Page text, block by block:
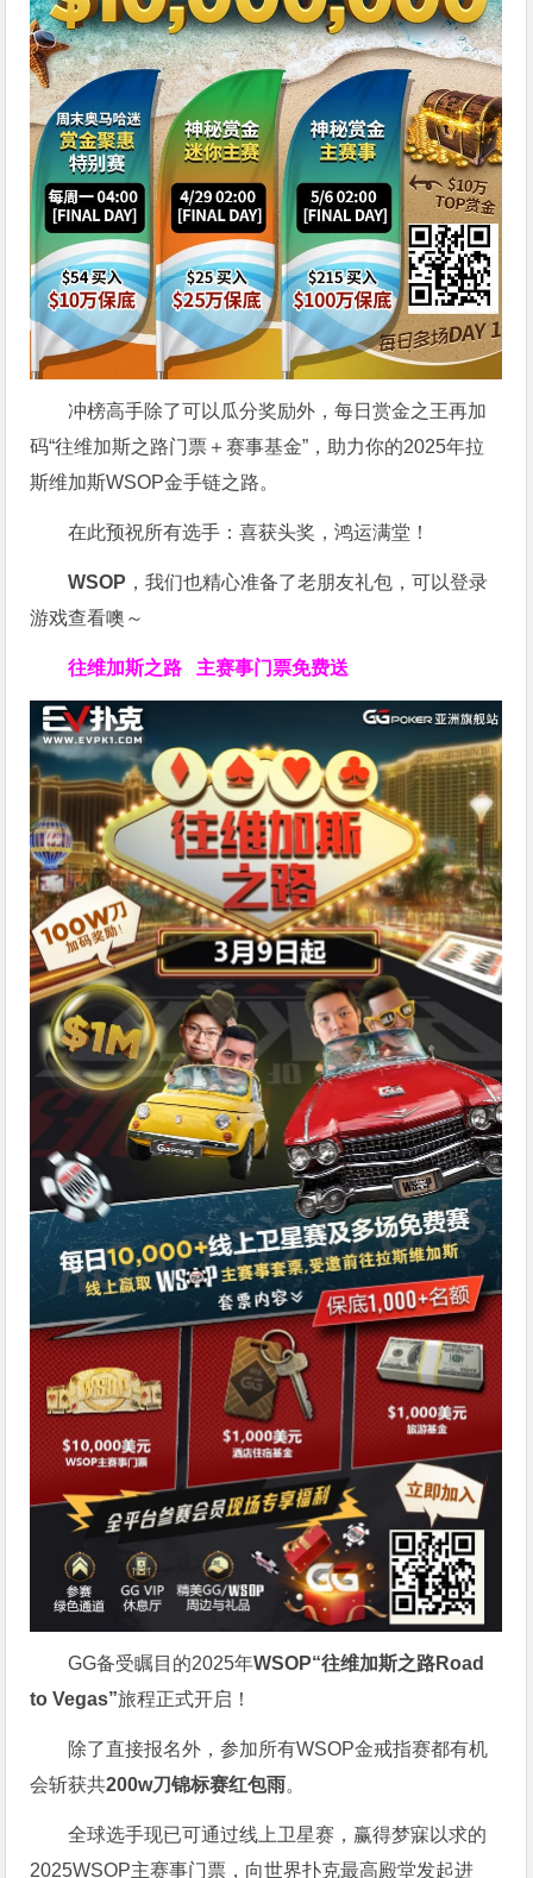
冲榜高手除了可以瓜分奖励外，每日赏金之王再加
码“往维加斯之路门票＋赛事基金”，助力你的2025年拉
斯维加斯WSOP金手链之路。
在此预祝所有选手：喜获头奖，鸿运满堂！
WSOP ，我们也精心准备了老朋友礼包，可以登录
游戏查看噢～
往维加斯之路 主赛事门票免费送
GG备受瞩目的2025年WSOP“往维加斯之路Road
to Vegas”旅程正式开启！
除了直接报名外，参加所有WSOP金戒指赛都有机
会斩获共200w刀锦标赛红包雨。
全球选手现已可通过线上卫星赛，赢得梦寐以求的
2025WSOP主赛事门票，向世界扑克最高殿堂发起进